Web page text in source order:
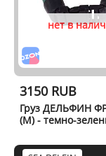
нет в
3150 RUB
Груз ДЕЛЬФИН
(M) - темно-